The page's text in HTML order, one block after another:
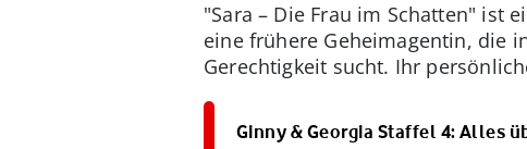
"Sara – Die Frau im Schatten" ist
eine frühere Geheimagentin, die
Gerechtigkeit sucht. Ihr
Ginny & Georgia Staffel 4: Alles